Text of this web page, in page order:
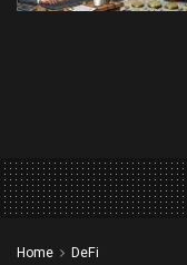
Home DeFi